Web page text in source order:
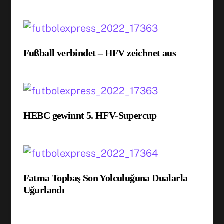
Fußball verbindet – HFV zeichnet aus
HEBC gewinnt 5. HFV-Supercup
Fatma Topbaş Son Yolculuğuna Dualarla
Uğurlandı